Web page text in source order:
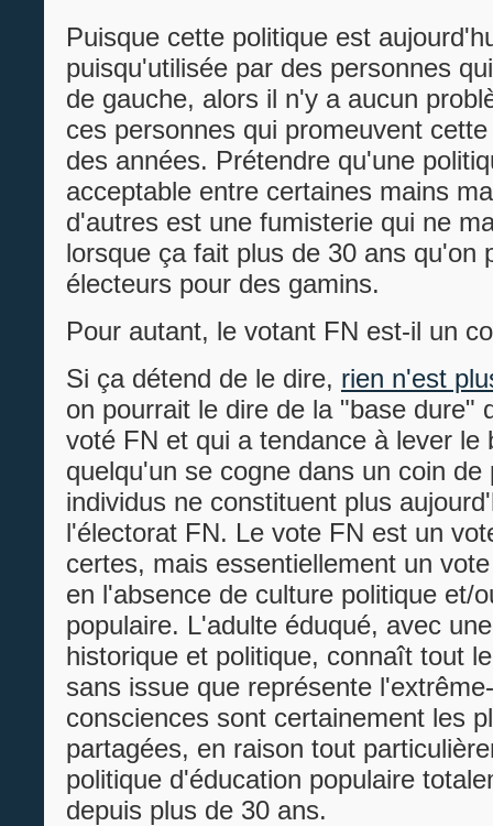
Puisque cette politique est
puisqu'utilisée par des personnes
de gauche, alors il n'y a aucun
ces personnes qui promeuvent
des années. Prétendre qu'une
acceptable entre certaines mains
d'autres est une fumisterie qui ne
lorsque ça fait plus de 30 ans qu'on
électeurs pour des gamins.
Pour autant, le votant FN est-il un
Si ça détend de le dire, rien n'est
on pourrait le dire de la "base dure"
voté FN et qui a tendance à lever le
quelqu'un se cogne dans un coin
individus ne constituent plus
l'électorat FN. Le vote FN est un
certes, mais essentiellement un
en l'absence de culture politique et/
populaire. L'adulte éduqué, avec
historique et politique, connaît tout
sans issue que représente
consciences sont certainement les
partagées, en raison tout
politique d'éducation populaire
depuis plus de 30 ans.